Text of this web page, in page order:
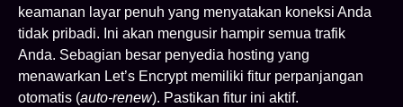
keamanan layar penuh yang menyatakan koneksi Anda
tidak pribadi. Ini akan mengusir hampir semua trafik
Anda. Sebagian besar penyedia hosting yang
menawarkan Let’s Encrypt memiliki fitur perpanjangan
otomatis (auto-renew). Pastikan fitur ini aktif.